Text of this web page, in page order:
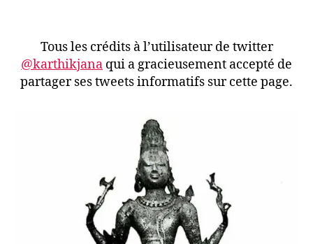
Tous les crédits à l’utilisateur de twitter
@karthikjana qui a gracieusement accepté de
partager ses tweets informatifs sur cette page.